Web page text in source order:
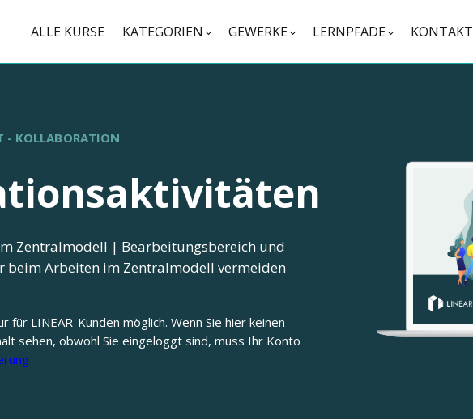
ALLE KURSE KATEGORIEN GEWERKE LERNPFADE KONTAKT
- KOLLABORATION
Zentralmodell | Bearbeitungsbereich und
beim Arbeiten im Zentralmodell vermeiden
für LINEAR-Kunden möglich. Wenn Sie hier keinen
sehen, obwohl Sie eingeloggt sind, muss Ihr Konto